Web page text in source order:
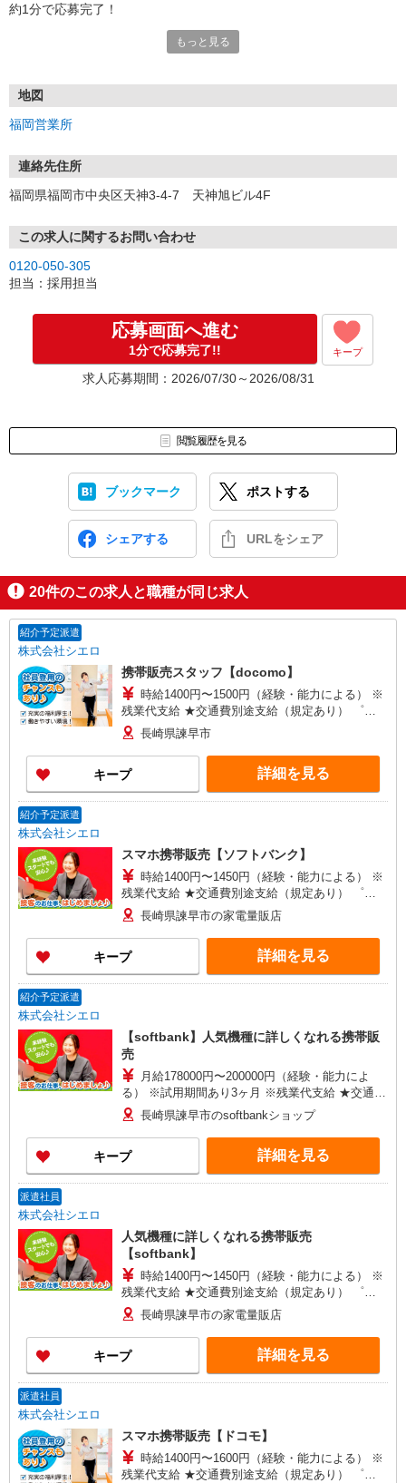
約1分で応募完了！
①応募から3営業日を目安に、メールorお電話でご連絡します。
★スマホでWEB面接（LINEなど）・出張面接・事務所面接と選べま
す
③面接実施（履歴書不要）
※ご希望があれば、職場見学の調整もOKです！
お気軽にご応募ください♪
もっと見る
地図
福岡営業所
連絡先住所
福岡県福岡市中央区天神3-4-7 天神旭ビル4F
この求人に関するお問い合わせ
0120-050-305
担当：採用担当
応募画面へ進む
1分で応募完了!! キープ
求人応募期間：2026/07/30～2026/08/31
閲覧履歴を見る
ブックマーク ポストする
シェアする URLをシェア
20件のこの求人と職種が同じ求人
紹介予定派遣
株式会社シエロ
携帯販売スタッフ【docomo】
時給1400円〜1500円（経験・能力による） ※
残業代支給 ★交通費別途支給（規定あり） ゜
+゜・。○。・゜+゜・。○。・゜+゜ 入社祝い金10
万円支給(規定有) お友達を紹介頂くと, インセンテ
ィブ支給(規定有) ★月2回払い・週払い可能（規程
有）★ ゜・。○。・゜+゜・。○。・゜+゜
長崎県諫早市
キープ 詳細を見る
紹介予定派遣
株式会社シエロ
スマホ携帯販売【ソフトバンク】
時給1400円〜1450円（経験・能力による） ※
残業代支給 ★交通費別途支給（規定あり） ゜
+゜・。○。・゜+゜・。○。・゜+゜ 入社祝い金10
万円支給(規定有) お友達を紹介頂くと, インセンテ
ィブ支給(規定有) ★月2回払い・週払い可能（規程
有）★ ゜・。○。・゜+゜・。○。・゜+゜
長崎県諫早市の家電量販店
キープ 詳細を見る
紹介予定派遣
株式会社シエロ
【softbank】人気機種に詳しくなれる携帯販
売
月給178000円〜200000円（経験・能力によ
る） ※試用期間あり3ヶ月 ※残業代支給 ★交通費
別途支給（規定あり） ゜+゜・。○。・゜+゜・。
○。・゜+゜ 入社祝い金10万円支給(規定有) お友達
を紹介頂くと, インセンティブ支給(規定有) ゜・。
○。・゜+゜・。○。・゜+゜
長崎県諫早市のsoftbankショップ
キープ 詳細を見る
派遣社員
株式会社シエロ
人気機種に詳しくなれる携帯販売
【softbank】
時給1400円〜1450円（経験・能力による） ※
残業代支給 ★交通費別途支給（規定あり） ゜
+゜・。○。・゜+゜・。○。・゜+゜ 入社祝い金10
万円支給(規定有) お友達を紹介頂くと, インセンテ
ィブ支給(規定有) ★月2回払い・週払い可能（規程
有）★ ゜・。○。・゜+゜・。○。・゜+゜
長崎県諫早市の家電量販店
キープ 詳細を見る
派遣社員
株式会社シエロ
スマホ携帯販売【ドコモ】
時給1400円〜1600円（経験・能力による） ※
残業代支給 ★交通費別途支給（規定あり） ゜